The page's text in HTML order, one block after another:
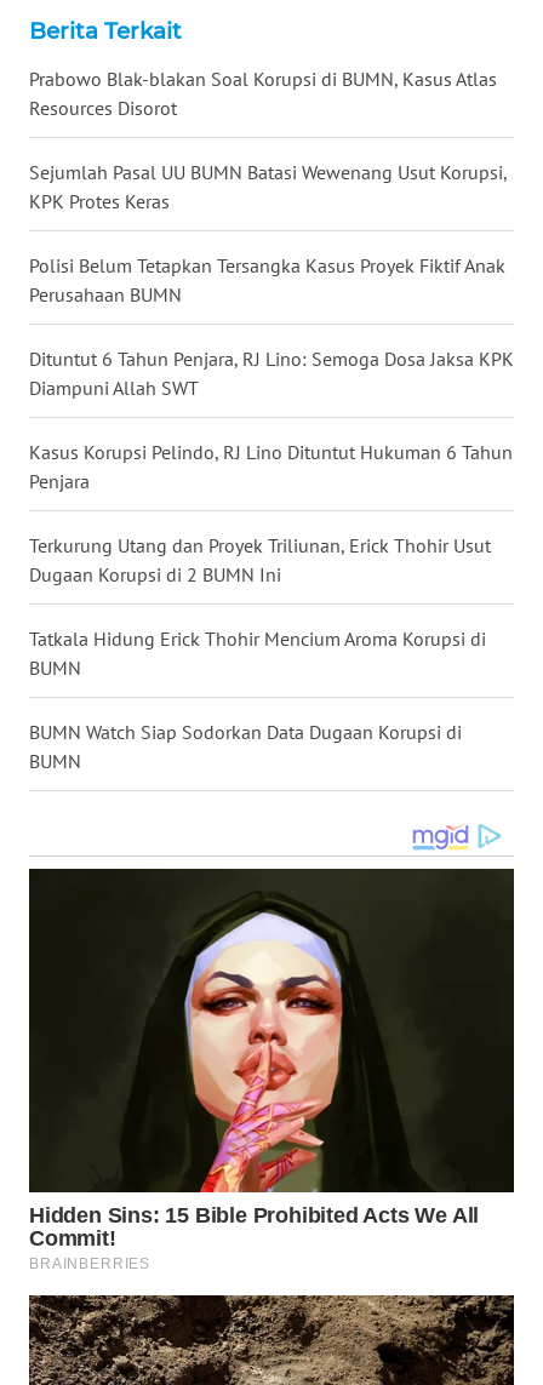
Berita Terkait
Prabowo Blak-blakan Soal Korupsi di BUMN, Kasus Atlas
Resources Disorot
Sejumlah Pasal UU BUMN Batasi Wewenang Usut Korupsi,
KPK Protes Keras
Polisi Belum Tetapkan Tersangka Kasus Proyek Fiktif Anak
Perusahaan BUMN
Dituntut 6 Tahun Penjara, RJ Lino: Semoga Dosa Jaksa KPK
Diampuni Allah SWT
Kasus Korupsi Pelindo, RJ Lino Dituntut Hukuman 6 Tahun
Penjara
Terkurung Utang dan Proyek Triliunan, Erick Thohir Usut
Dugaan Korupsi di 2 BUMN Ini
Tatkala Hidung Erick Thohir Mencium Aroma Korupsi di
BUMN
BUMN Watch Siap Sodorkan Data Dugaan Korupsi di
BUMN
NIAS
WN
LANGKAT
WN
TAPANULI
TANJUNG
LESUNG
WN
KARO
WN
SIMALUNGUN
WN
LABUHANBATU
WN
TAPANULI
SERDANG
WN
BEKASI
WN
BOGOR